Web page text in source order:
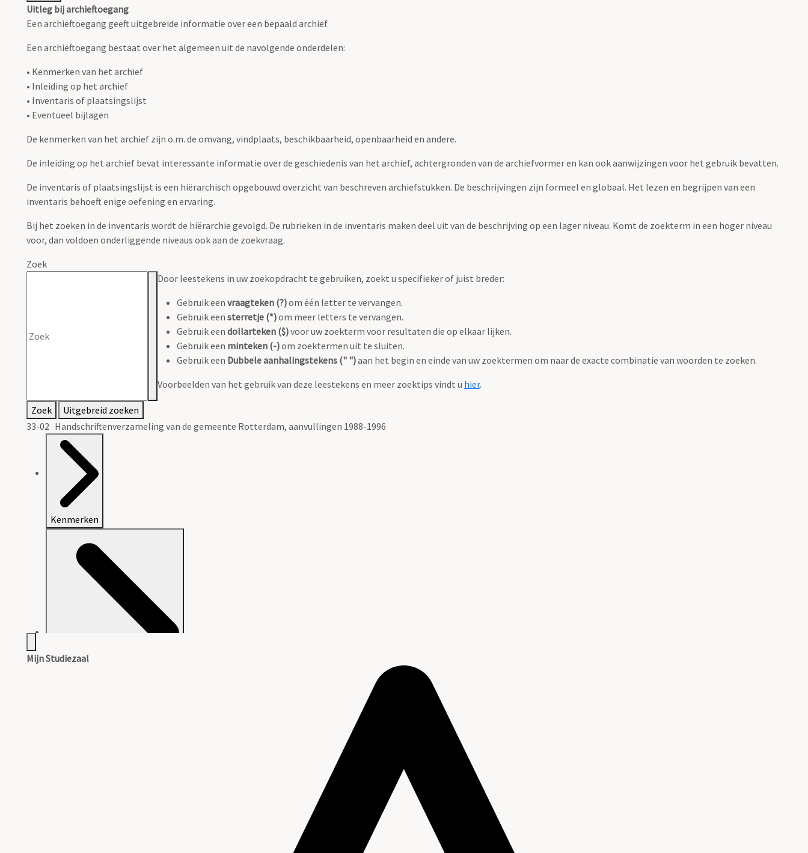
Uitleg bij archieftoegang
Een archieftoegang geeft uitgebreide informatie over een bepaald archief.
Een archieftoegang bestaat over het algemeen uit de navolgende onderdelen:
• Kenmerken van het archief
• Inleiding op het archief
• Inventaris of plaatsingslijst
• Eventueel bijlagen
De kenmerken van het archief zijn o.m. de omvang, vindplaats, beschikbaarheid, openbaarheid en andere.
De inleiding op het archief bevat interessante informatie over de geschiedenis van het archief, achtergronden van de archiefvormer en kan ook aanwijzingen voor het gebruik bevatten.
De inventaris of plaatsingslijst is een hiërarchisch opgebouwd overzicht van beschreven archiefstukken. De beschrijvingen zijn formeel en globaal. Het lezen en begrijpen van een
inventaris behoeft enige oefening en ervaring.
Bij het zoeken in de inventaris wordt de hiërarchie gevolgd. De rubrieken in de inventaris maken deel uit van de beschrijving op een lager niveau. Komt de zoekterm in een hoger niveau
voor, dan voldoen onderliggende niveaus ook aan de zoekvraag.
Zoek
Door leestekens in uw zoekopdracht te gebruiken, zoekt u specifieker of juist breder:
Gebruik een vraagteken (?)om één letter te vervangen.
Gebruik een sterretje (*)om meer letters te vervangen.
Gebruik een dollarteken ($)voor uw zoekterm voor resultaten die op elkaar lijken.
Gebruik een minteken (-)om zoektermen uit te sluiten.
Gebruik een Dubbele aanhalingstekens (" ")aan het begin en einde van uw zoektermen om naar de exacte combinatie van woorden te zoeken.
Voorbeelden van het gebruik van deze leestekens en meer zoektips vindt u hier.
Zoek
Uitgebreid zoeken
33-02 Handschriftenverzameling van de gemeente Rotterdam, aanvullingen 1988-1996
Kenmerken
Mijn Studiezaal